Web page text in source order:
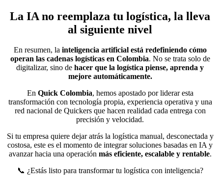
La IA no reemplaza tu logística, la lleva
al siguiente nivel
En resumen, lainteligencia artificial está redefiniendo cómo
operan las cadenas logísticas en Colombia. No se trata solo de
digitalizar, sino de hacer que la logística piense, aprenda y
mejore automáticamente.
En Quick Colombia, hemos apostado por liderar esta
transformación con tecnología propia, experiencia operativa y una
red nacional de Quickers que hacen realidad cada entrega con
precisión y velocidad.
Si tu empresa quiere dejar atrás la logística manual, desconectada y
costosa, este es el momento de integrar soluciones basadas en IA y
avanzar hacia una operación más eficiente, escalable y rentable.
📞 ¿Estás listo para transformar tu logística con inteligencia?